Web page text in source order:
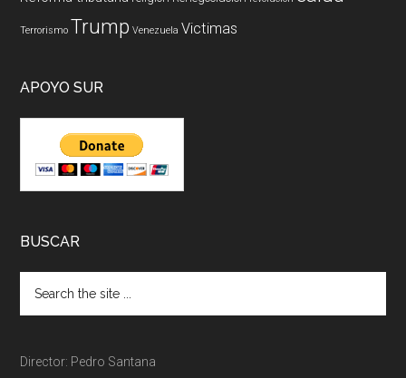
Terrorismo Trump Venezuela Victimas
APOYO SUR
BUSCAR
Director: Pedro Santana